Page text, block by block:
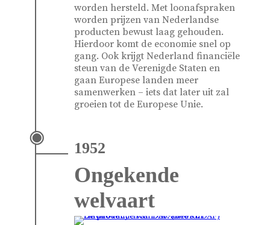
worden hersteld. Met loonafspraken
worden prijzen van Nederlandse
producten bewust laag gehouden.
Hierdoor komt de economie snel op
gang. Ook krijgt Nederland financiële
steun van de Verenigde Staten en
gaan Europese landen meer
samenwerken – iets dat later uit zal
groeien tot de Europese Unie.
1952
Ongekende
welvaart